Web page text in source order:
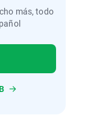
más, todo